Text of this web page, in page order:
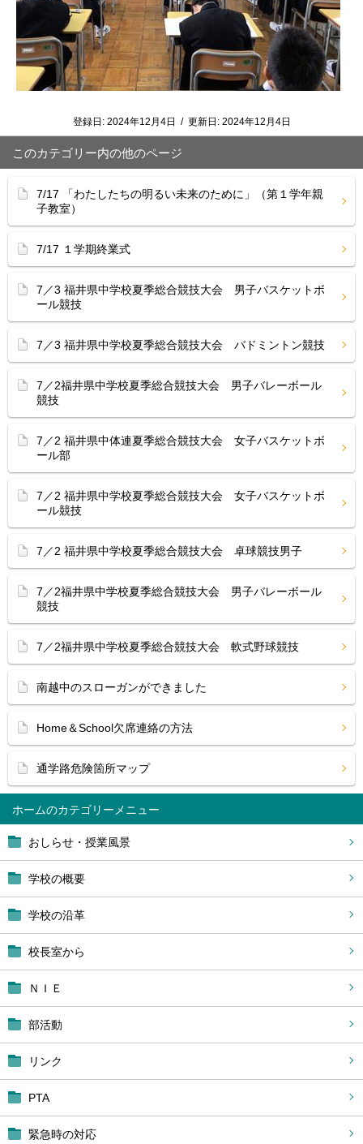
ホーム
おしらせ・授業風景
学校の概要
学校の沿革
校長室から
ＮＩＥ
部活動
リンク
PTA
緊急時の対応
登録日: 2024年12月4日 / 更新日: 2024年12月4日
このカテゴリー内の他のページ
7/17 「わたしたちの明るい未来のために」（第１学年親
子教室）
7/17 １学期終業式
7／3 福井県中学校夏季総合競技大会 男子バスケットボ
ール競技
7／3 福井県中学校夏季総合競技大会 バドミントン競技
7／2福井県中学校夏季総合競技大会 男子バレーボール
競技
7／2 福井県中体連夏季総合競技大会 女子バスケットボ
ール部
7／2 福井県中学校夏季総合競技大会 女子バスケットボ
ール競技
7／2 福井県中学校夏季総合競技大会 卓球競技男子
7／2福井県中学校夏季総合競技大会 男子バレーボール
競技
7／2福井県中学校夏季総合競技大会 軟式野球競技
南越中のスローガンができました
Home＆School欠席連絡の方法
通学路危険箇所マップ